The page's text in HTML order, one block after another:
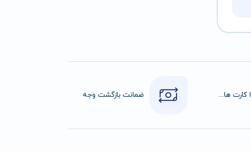
پرداخت با کارت های عضو شتاب ضمانت بازگشت وجه